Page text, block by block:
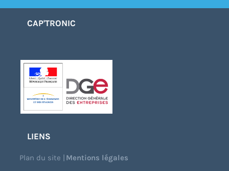
CAP'TRONIC
LIENS
Plan du site |Mentions légales